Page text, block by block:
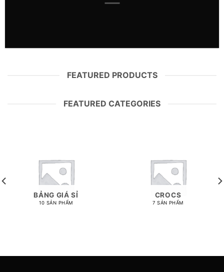
FEATURED PRODUCTS
FEATURED CATEGORIES
BẢNG GIÁ SỈ
10 SẢN PHẨM
CROCS
7 SẢN PHẨM